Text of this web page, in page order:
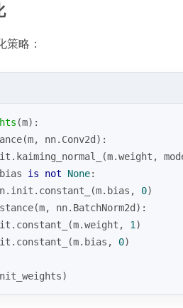
策略：
(m):
(m, nn.Conv2d):
is not None:
0)
(m, nn.BatchNorm2d):
1 )
0)